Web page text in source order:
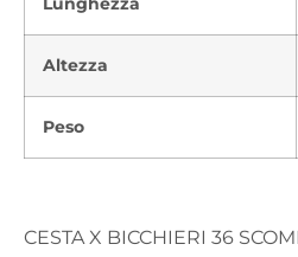
Altezza
Peso
CESTA X BICCHIERI 36